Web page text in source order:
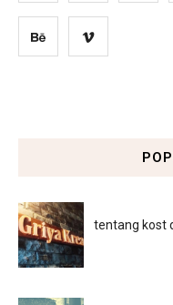
tentang kost